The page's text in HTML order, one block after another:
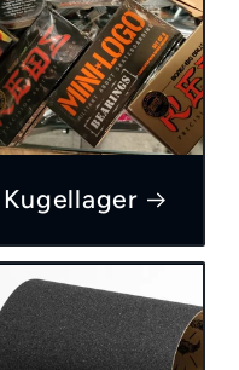
Kugellager